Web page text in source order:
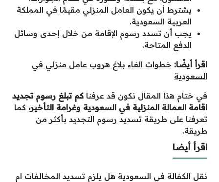
يشترط أن يكون العامل المنزلي مقيمًا في المملكة
العربية السعودية.
يجب أن تسدد رسوم الإقامة من خلال إحدى وسائل
الدفع المتاحة.
اقرأ أيضًا: خطوات الغاء بلاغ هروب عامل منزلي في
السعودية
في ختام هذا المقال نكون قد عرفنا كم تبلغ رسوم تجديد
اقامة العمالة المنزلية في السعودية وغرامة التأخير، كما
تعرفنا على طريقة تسديد رسوم التجديد بأكثر من
طريقة.
اقرأ أيضا
نقل الكفالة في السعودية هل يلزم تسديد المخالفات ام